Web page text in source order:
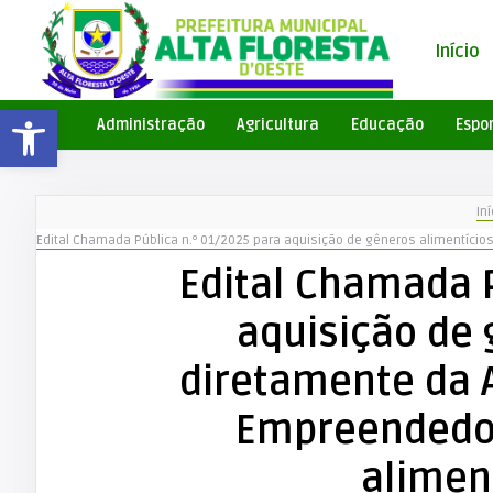
Barra de Ferramentas Aberta
Início
Administração Agricultura Educação
Edital Chamada Pública n.º 01/2025 para aquisição de gêneros
Edital Chamada
aquisição de
diretamente da